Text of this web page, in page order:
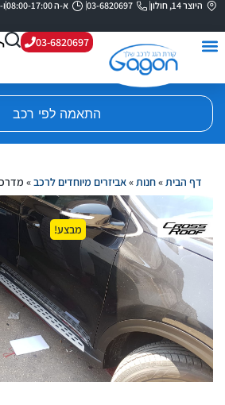
היוצר 14, חולון 03-6820697 א-ה 08:00-17:00 ו- 08:00-13:00
03-6820697
התאמה לפי רכב
דף הבית»חנות»אביזרים מיוחדים לרכב» מדרכות
מבצע!